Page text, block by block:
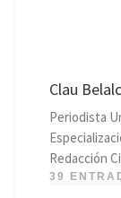
Clau
Periodista
Redacción
39